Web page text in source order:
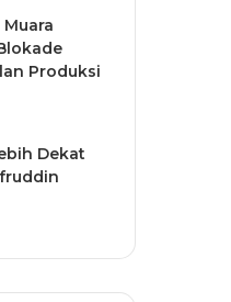
Produksi
Dekat